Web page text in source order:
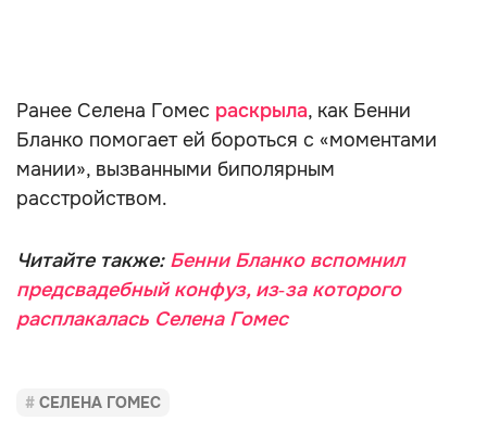
Ранее Селена Гомес раскрыла, как Бенни
Бланко помогает ей бороться с «моментами
мании», вызванными биполярным
расстройством.
Читайте также: Бенни Бланко вспомнил
предсвадебный конфуз, из‑за которого
расплакалась Селена Гомес
СЕЛЕНА ГОМЕС